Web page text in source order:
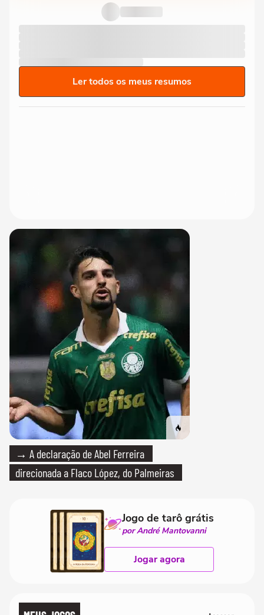
skate, mas diz que esporte...
Ler todos os meus resumos
→ A declaração de Abel Ferreira
direcionada a Flaco López, do Palmeiras
Jogo de tarô grátis
por André Mantovanni
Jogar agora